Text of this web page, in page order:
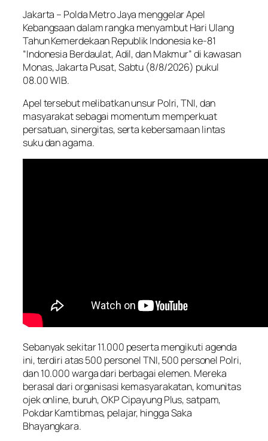
Jakarta – Polda Metro Jaya menggelar Apel
Kebangsaan dalam rangka menyambut Hari Ulang
Tahun Kemerdekaan Republik Indonesia ke-81
“Indonesia Berdaulat, Adil, dan Makmur” di kawasan
Monas, Jakarta Pusat, Sabtu (8/8/2026) pukul
08.00 WIB.
Apel tersebut melibatkan unsur Polri, TNI, dan
masyarakat sebagai momentum memperkuat
persatuan, sinergitas, serta kebersamaan lintas
suku dan agama.
Sebanyak sekitar 11.000 peserta mengikuti agenda
ini, terdiri atas 500 personel TNI, 500 personel Polri,
dan 10.000 warga dari berbagai elemen. Mereka
berasal dari organisasi kemasyarakatan, komunitas
ojek online, buruh, OKP Cipayung Plus, satpam,
Pokdar Kamtibmas, pelajar, hingga Saka
Bhayangkara.